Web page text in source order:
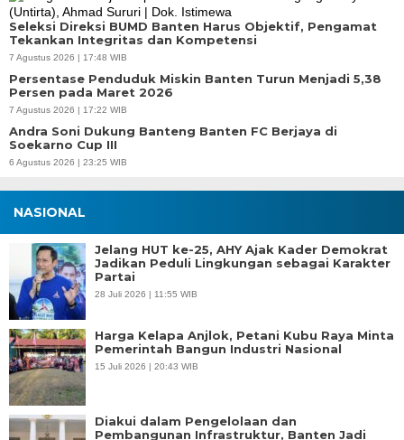
Seleksi Direksi BUMD Banten Harus Objektif, Pengamat
Tekankan Integritas dan Kompetensi
7 Agustus 2026 | 17:48 WIB
Persentase Penduduk Miskin Banten Turun Menjadi 5,38
Persen pada Maret 2026
7 Agustus 2026 | 17:22 WIB
Andra Soni Dukung Banteng Banten FC Berjaya di
Soekarno Cup III
6 Agustus 2026 | 23:25 WIB
NASIONAL
Jelang HUT ke-25, AHY Ajak Kader Demokrat
Jadikan Peduli Lingkungan sebagai Karakter
Partai
28 Juli 2026 | 11:55 WIB
Harga Kelapa Anjlok, Petani Kubu Raya Minta
Pemerintah Bangun Industri Nasional
15 Juli 2026 | 20:43 WIB
Diakui dalam Pengelolaan dan
Pembangunan Infrastruktur, Banten Jadi